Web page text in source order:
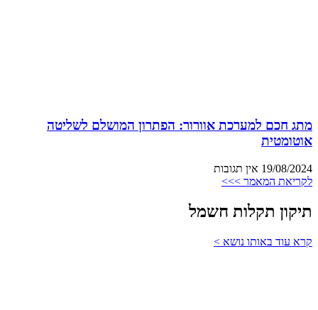
מתג חכם למערכת אוורור: הפתרון המושלם לשליטה
אוטומטית
19/08/2024 אין תגובות
לקריאת המאמר >>>
תיקון תקלות חשמל
קרא עוד באותו נושא >